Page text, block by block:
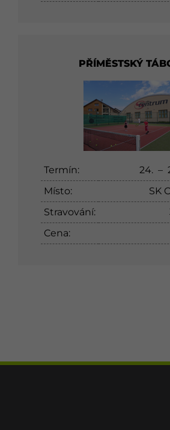
PŘÍMĚSTSKÝ
Termín:
24. –
Místo:
SK
Stravování:
Cena: